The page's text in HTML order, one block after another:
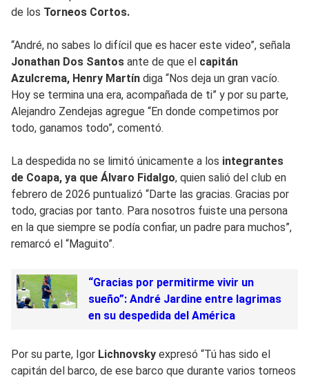
de los Torneos Cortos.
“André, no sabes lo difícil que es hacer este video”, señala
Jonathan Dos Santos ante de que el capitán
Azulcrema, Henry Martín diga “Nos deja un gran vacío.
Hoy se termina una era, acompañada de ti” y por su parte,
Alejandro Zendejas agregue “En donde competimos por
todo, ganamos todo”, comentó.
La despedida no se limitó únicamente a los integrantes
de Coapa, ya que Álvaro Fidalgo, quien salió del club en
febrero de 2026 puntualizó “Darte las gracias. Gracias por
todo, gracias por tanto. Para nosotros fuiste una persona
en la que siempre se podía confiar, un padre para muchos”,
remarcó el “Maguito”.
“Gracias por permitirme vivir un
sueño”: André Jardine entre lagrimas
en su despedida del América
Por su parte, Igor Lichnovsky expresó “Tú has sido el
capitán del barco, de ese barco que durante varios torneos